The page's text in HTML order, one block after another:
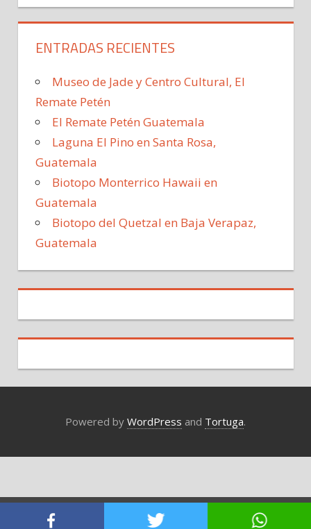
ENTRADAS RECIENTES
Museo de Jade y Centro Cultural, El
Remate Petén
El Remate Petén Guatemala
Laguna El Pino en Santa Rosa,
Guatemala
Biotopo Monterrico Hawaii en
Guatemala
Biotopo del Quetzal en Baja Verapaz,
Guatemala
Powered by WordPress and Tortuga.
Salir de la versión móvil